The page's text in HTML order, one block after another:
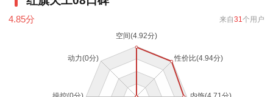
4.85分 来自31个用户